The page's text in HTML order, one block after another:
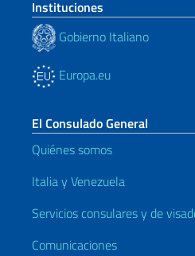
Instituciones
Gobierno Italiano
Europa.eu
El Consulado General
Quiénes somos
Italia y Venezuela
Servicios consulares y de
Comunicaciones